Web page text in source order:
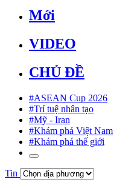
Mới
VIDEO
CHỦ ĐỀ
#ASEAN Cup 2026
#Trí tuệ nhân tạo
#Mỹ - Iran
#Khám phá Việt Nam
#Khám phá thế giới
Tin